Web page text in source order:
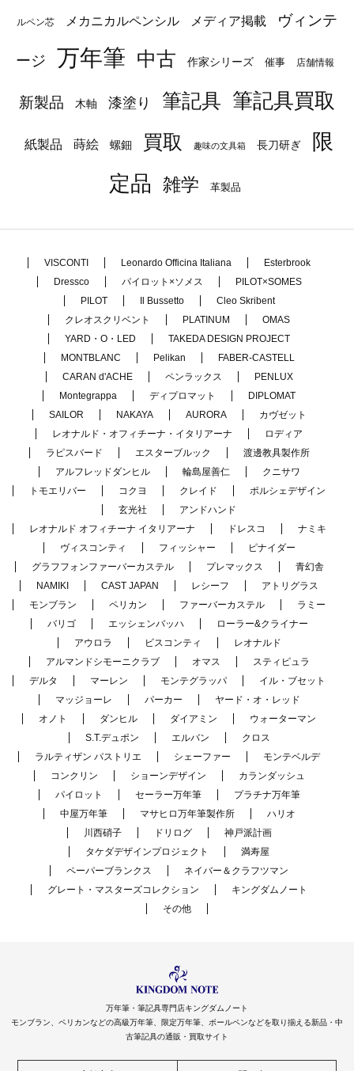
ルペン芯 メカニカルペンシル メディア掲載 ヴィンテ
ージ 万年筆 中古 作家シリーズ 催事 店舗情報
新製品 木軸 漆塗り 筆記具 筆記具買取
紙製品 蒔絵 螺鈿 買取 趣味の文具箱 長刀研ぎ
限
定品
雑学 革製品
VISCONTI Leonardo Officina Italiana
Esterbrook
Dressco
パイロット×ソメス
PILOT×SOMES
PILOT
Il Bussetto
Cleo Skribent
クレオスクリベント
PLATINUM
OMAS
YARD・O・LED
TAKEDA DESIGN PROJECT
MONTBLANC
Pelikan
FABER-CASTELL
CARAN d'ACHE
ペンラックス
PENLUX
Montegrappa
ディプロマット
DIPLOMAT
SAILOR
NAKAYA AURORA
カヴゼット
レオナルド・オフィチーナ・イタリアーナ
ロディア
ラピスバード
エスターブルック
渡邊教具製作所
アルフレッドダンヒル
輪島屋善仁
クニサワ
トモエリバー
コクヨ クレイド
ポルシェデザイン
玄光社
アンドハンド
レオナルド オフィチーナ イタリアーナ
ドレスコ
ナミキ
ヴィスコンティ
フィッシャー
ピナイダー
グラフフォンファーバーカステル
プレマックス
青幻舎
NAMIKI
CAST JAPAN レシーフ
アトリグラス
モンブラン
ペリカン ファーバーカステル
ラミー
バリゴ
エッシェンバッハ
ローラー&クライナー
アウロラ
ビスコンティ
レオナルド
アルマンドシモーニクラブ
オマス
スティピュラ
デルタ
マーレン モンテグラッパ
イル・ブセット
マッジョーレ
パーカー
ヤード・オ・レッド
オノト
ダンヒル ダイアミン
ウォーターマン
S.T.デュポン
エルバン
クロス
ラルティザン パストリエ
シェーファー
モンテベルデ
コンクリン
ショーンデザイン
カランダッシュ
パイロット
セーラー万年筆
プラチナ万年筆
中屋万年筆
マサヒロ万年筆製作所
ハリオ
川西硝子
ドリログ
神戸派計画
タケダデザインプロジェクト
満寿屋
ペーパーブランクス
ネイバー＆クラフツマン
グレート・マスターズコレクション
キングダムノート
その他
万年筆・筆記具専門店キングダムノート
モンブラン、ペリカンなどの高級万年筆、限定万年筆、ボールペンなどを取り揃える新品・中
古筆記具の通販・買取サイト